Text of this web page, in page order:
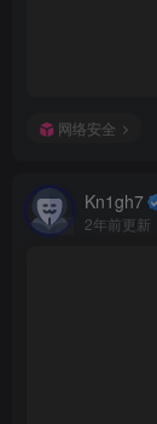
网络安全
Kn1gh7
2年前更新